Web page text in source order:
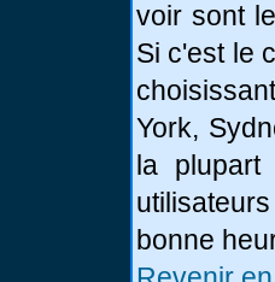
voir sont
Si c'est le
York,
la
bonne